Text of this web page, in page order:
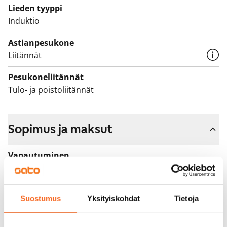
Suostumus Yksityiskohdat Tietoja
on valkoista ja mustaa laattaa. Keittiön varusteisiin
kuuluu jääkaappipakastin, keraaminen liesitaso,
erillisuuni, liesituuletin ja apk-liitäntä.
Lieden tyyppi
Induktio
Astianpesukone
Liitännät
Pesukoneliitännät
Tulo- ja poistoliitännät
Sopimus ja maksut
Vapautuminen
Vuokrattu